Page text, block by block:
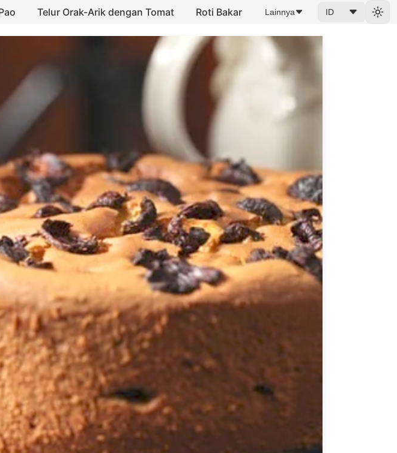
Telur Orak-Arik dengan Tomat Roti Bakar Lainnya ID